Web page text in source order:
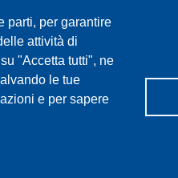
parti, per garantire
attività di
"Accetta tutti", ne
le tue
e per sapere